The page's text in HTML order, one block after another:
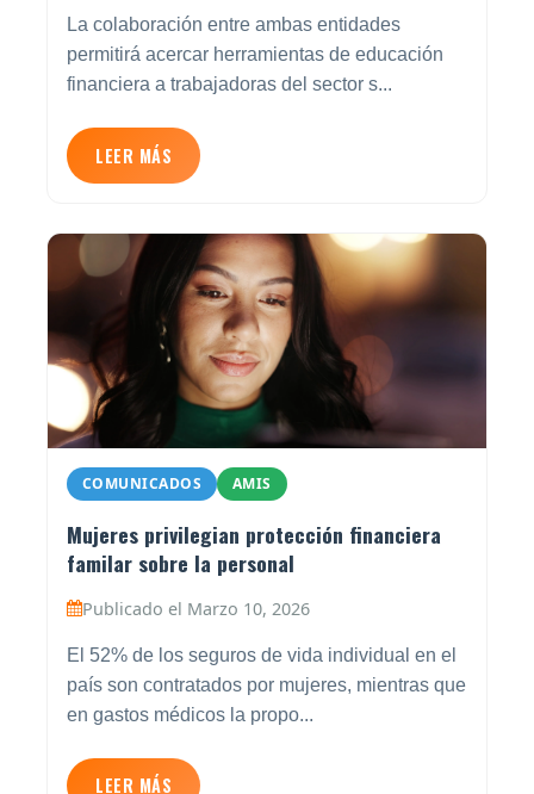
La colaboración entre ambas entidades
permitirá acercar herramientas de educación
financiera a trabajadoras del sector s...
LEER MÁS
COMUNICADOS AMIS
Mujeres privilegian protección financiera
familar sobre la personal
Publicado el Marzo 10, 2026
El 52% de los seguros de vida individual en el
país son contratados por mujeres, mientras que
en gastos médicos la propo...
LEER MÁS